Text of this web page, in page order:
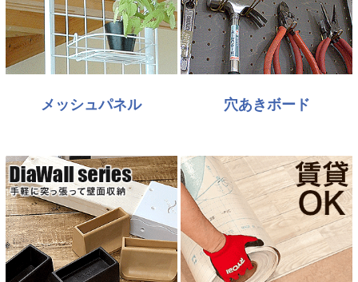
メッシュパネル 穴あきボード